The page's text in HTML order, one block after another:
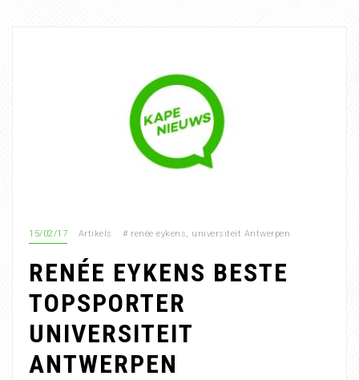
15/02/17 Artikels # renée eykens, universiteit Antwerpen
RENÉE EYKENS BESTE
TOPSPORTER
UNIVERSITEIT
ANTWERPEN